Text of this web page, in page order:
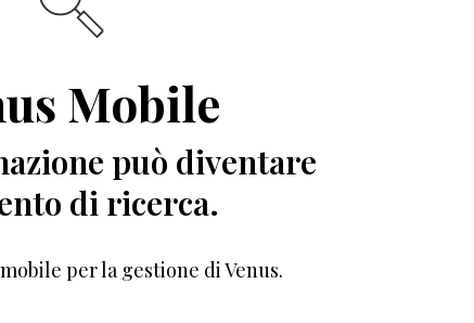
Mobile
può diventare
di ricerca.
per la gestione di Venus.